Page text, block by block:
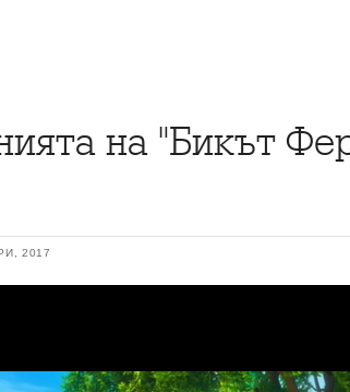
на "Бикът
2017